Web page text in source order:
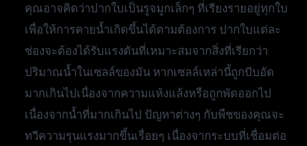
คุณอาจคิดว่าปากใบเป็นรูจมูกเล็กๆ ที่เรียงรายอยู่ทุกใบ
เพื่อให้การคายน้ำเกิดขึ้นได้ตามต้องการ ปากใบแต่ละ
ช่องจะต้องได้รับแรงดันที่เหมาะสมจากสิ่งที่เรียกว่า
ปริมาณน้ำในเซลล์ของมัน หากเซลล์เหล่านี้ถูกบีบอัด
มากเกินไปเนื่องจากความแห้งแล้งหรือถูกพัดออกไป
เนื่องจากน้ำที่มากเกินไป ปัญหาต่างๆ กับพืชของคุณจะ
ทวีความรุนแรงมากขึ้นเรื่อยๆ เนื่องจากระบบที่เชื่อมต่อ